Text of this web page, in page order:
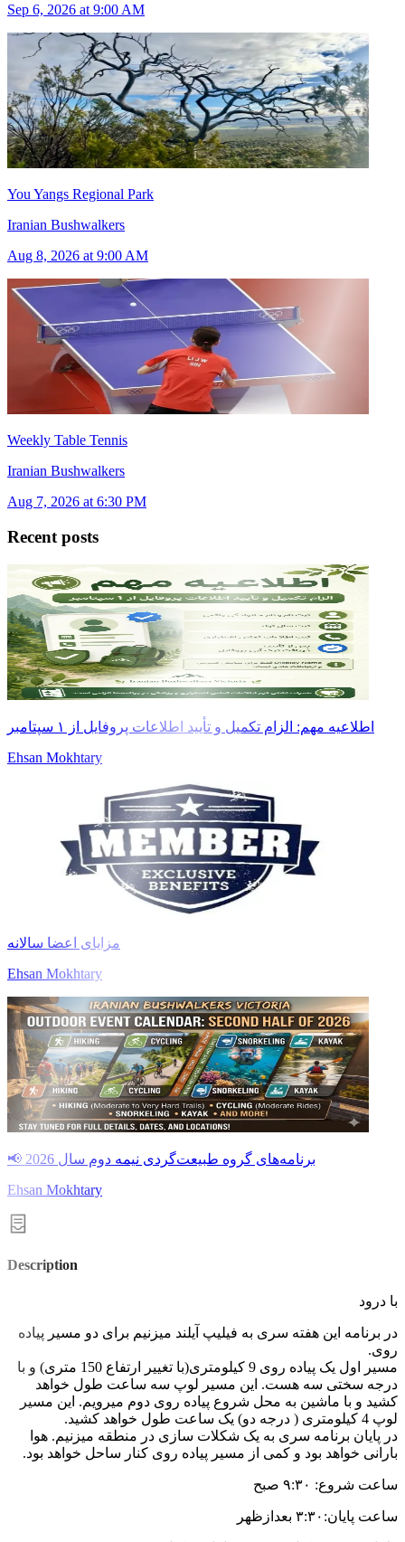
Sep 6, 2026 at 9:00 AM
You Yangs Regional Park
Iranian Bushwalkers
Aug 8, 2026 at 9:00 AM
Weekly Table Tennis
Iranian Bushwalkers
Aug 7, 2026 at 6:30 PM
Recent posts
اطلاعیه مهم: الزام تکمیل و تأیید اطلاعات پروفایل از ۱ سپتامبر
Ehsan Mokhtary
مزایای اعضا سالانه
Ehsan Mokhtary
📢 برنامه‌های گروه طبیعت‌گردی نیمه دوم سال 2026
Ehsan Mokhtary
Description
با درود
در برنامه این هفته سری به فیلیپ آیلند میزنیم برای دو مسیر پیاده
روی.
مسیر اول یک پیاده روی 9 کیلومتری(با تغییر ارتفاع 150 متری) و با
درجه سختی سه هست. این مسیر لوپ سه ساعت طول خواهد
کشید و با ماشین به محل شروع پیاده روی دوم میرویم. این مسیر
لوپ 4 کیلومتری ( درجه دو) یک ساعت طول خواهد کشید.
در پایان برنامه سری به یک شکلات سازی در منطقه میزنیم. هوا
بارانی خواهد بود و کمی از مسیر پیاده روی کنار ساحل خواهد بود.
ساعت شروع: ۹:۳۰ صبح
ساعت پایان:۳:۳۰ بعدازظهر